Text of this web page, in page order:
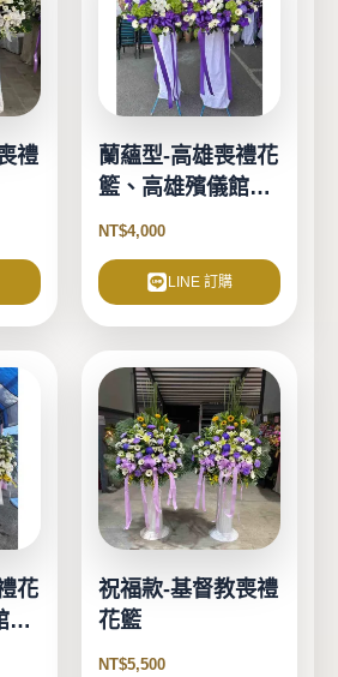
禮
蘭蘊型-高雄喪禮花
籃、高雄殯儀館花
籃
NT$4,000
LINE 訂購
花
花
祝福款-基督教喪禮
花籃
NT$5,500